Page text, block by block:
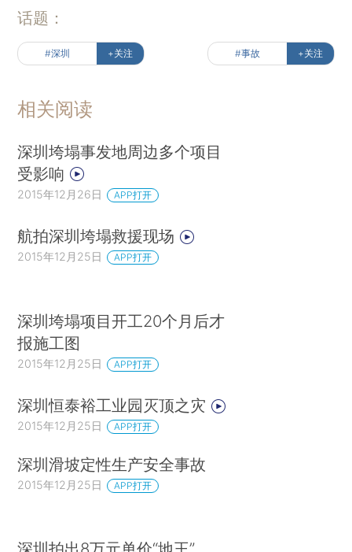
话题：
#深圳 +关注 #事故 +关注
相关阅读
深圳垮塌事发地周边多个项目
受影响
2015年12月26日 APP打开
航拍深圳垮塌救援现场
2015年12月25日 APP打开
深圳垮塌项目开工20个月后才
报施工图
2015年12月25日 APP打开
深圳恒泰裕工业园灭顶之灾
2015年12月25日 APP打开
深圳滑坡定性生产安全事故
2015年12月25日 APP打开